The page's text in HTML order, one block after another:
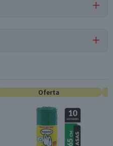
de sodio,
3..
Oferta